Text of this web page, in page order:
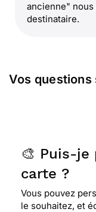
ancienne" nous
destinataire.
Vos
🎨 Puis-je
carte ?
Vous pouvez
le souhaitez, et